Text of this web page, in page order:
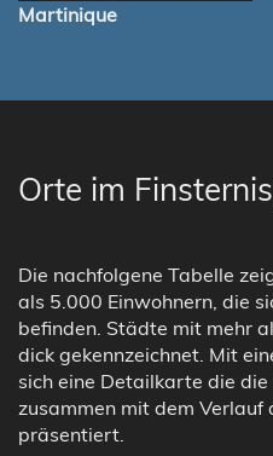
Martinique
Orte im
Die nachfolgene Tabelle
als 5.000 Einwohnern, die
befinden. Städte mit mehr
dick gekennzeichnet. Mit
sich eine Detailkarte die
zusammen mit dem Verlauf
präsentiert.